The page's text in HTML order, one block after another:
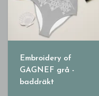
Embroidery of
GAGNEF grå -
baddräkt